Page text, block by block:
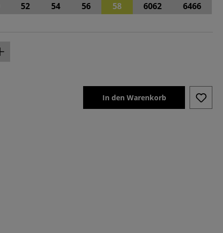
52 54 56 58 6062 6466
In den Warenkorb